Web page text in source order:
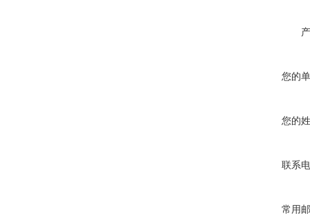
您的
您的
联系
常用